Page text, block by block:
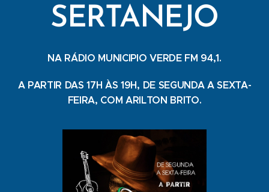
SERTANEJO
NA RÁDIO MUNICIPIO VERDE FM 94,1.
A PARTIR DAS 17H ÀS 19H, DE SEGUNDA A SEXTA-
FEIRA, COM ARILTON BRITO.